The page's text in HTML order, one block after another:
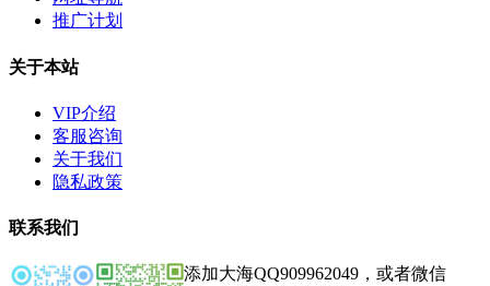
推广计划
关于本站
VIP介绍
客服咨询
关于我们
隐私政策
联系我们
添加大海QQ909962049，或者微信